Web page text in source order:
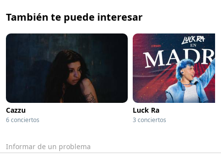
También te puede interesar
Cazzu
6 conciertos
Luck Ra
3 conciertos
Informar de un problema